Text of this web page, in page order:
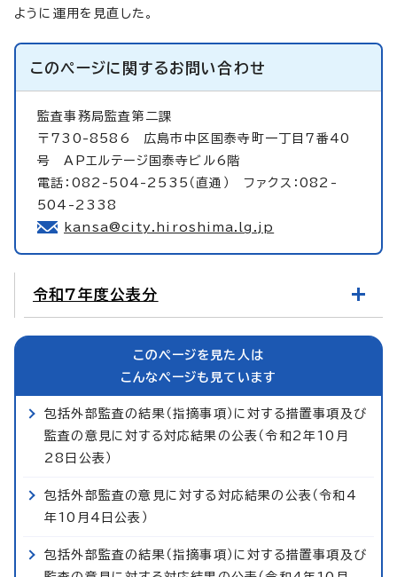
ように運用を見直した。
このページに関するお問い合わせ
監査事務局監査第二課
〒730-8586 広島市中区国泰寺町一丁目7番40
号 APエルテージ国泰寺ビル6階
電話：082-504-2535（直通） ファクス：082-
504-2338
kansa@city.hiroshima.lg.jp
令和7年度公表分
このページを見た人は
こんなページも見ています
包括外部監査の結果（指摘事項）に対する措置事項及び
監査の意見に対する対応結果の公表（令和2年10月
28日公表）
包括外部監査の意見に対する対応結果の公表（令和4
年10月4日公表）
包括外部監査の結果（指摘事項）に対する措置事項及び